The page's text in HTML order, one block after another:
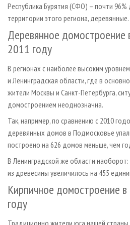
Республика Бурятия (СФО) – почти
территории этого региона, деревянные.
Деревянное домостроение
2011 году
В регионах с наиболее высоким
и Ленинградская области, где в
жители Москвы и Санкт-Петербурга,
домостроением неоднозначна.
Так, например, по сравнению с 2010
деревянных домов в Подмосковье
построено на 626 домов меньше, чем
В Ленинградской же области
из древесины увеличилось на 455
Кирпичное домостроение
году